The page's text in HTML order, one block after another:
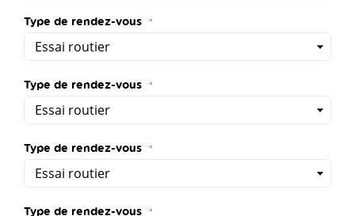
Type de rendez-vous
Type de rendez-vous
Type de rendez-vous
Type de rendez-vous